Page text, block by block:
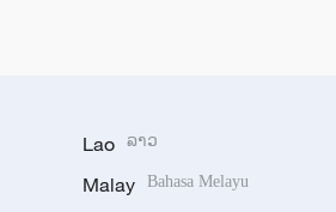
Lao ລາວ
Malay Bahasa Melayu